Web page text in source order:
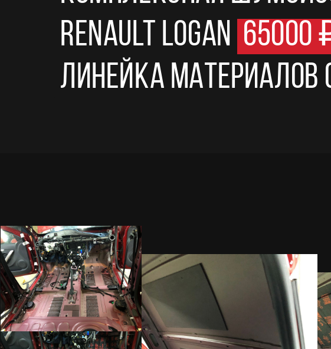
Renault Logan 65000
Линейка материалов